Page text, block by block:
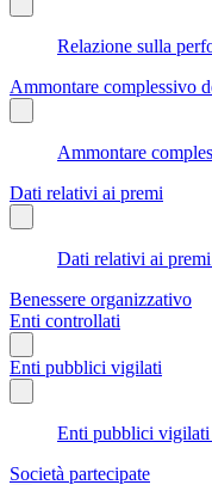
Relazione sulla
Ammontare complessivo
Ammontare
Dati relativi ai premi
Dati relativi ai
Benessere organizzativo
Enti controllati
Enti pubblici vigilati
Enti pubblici vigilati
Società partecipate